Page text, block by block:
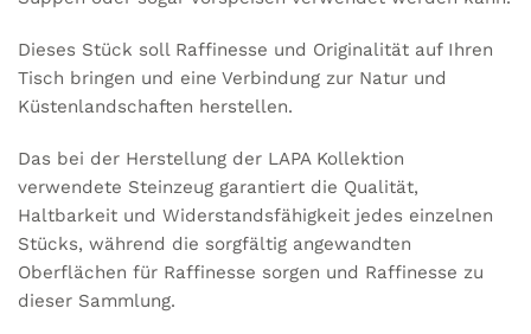
Dieses Stück soll Raffinesse und Originalität auf Ihren
Tisch bringen und eine Verbindung zur Natur und
Küstenlandschaften herstellen.
Das bei der Herstellung der LAPA Kollektion
verwendete Steinzeug garantiert die Qualität,
Haltbarkeit und Widerstandsfähigkeit jedes einzelnen
Stücks, während die sorgfältig angewandten
Oberflächen für Raffinesse sorgen und Raffinesse zu
dieser Sammlung.